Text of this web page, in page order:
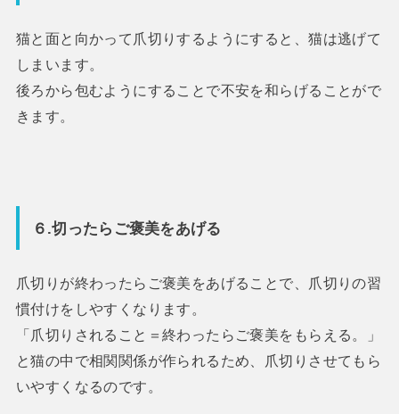
猫と面と向かって爪切りするようにすると、猫は逃げて
しまいます。
後ろから包むようにすることで不安を和らげることがで
きます。
６.切ったらご褒美をあげる
爪切りが終わったらご褒美をあげることで、爪切りの習
慣付けをしやすくなります。
「爪切りされること＝終わったらご褒美をもらえる。」
と猫の中で相関関係が作られるため、爪切りさせてもら
いやすくなるのです。